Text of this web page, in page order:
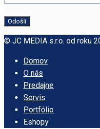
© JC MEDIA s.r.o. od roku
Domov
O nás
Predajne
Servis
Portfólio
Eshopy